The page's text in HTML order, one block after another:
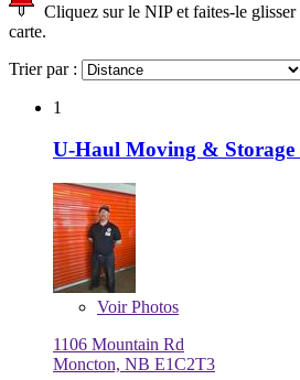
Cliquez sur le NIP et faites-le
carte.
Trier par :
1
U-Haul Moving &
VoirPhotos
1106 Mountain Rd
Moncton, NB E1C2T3